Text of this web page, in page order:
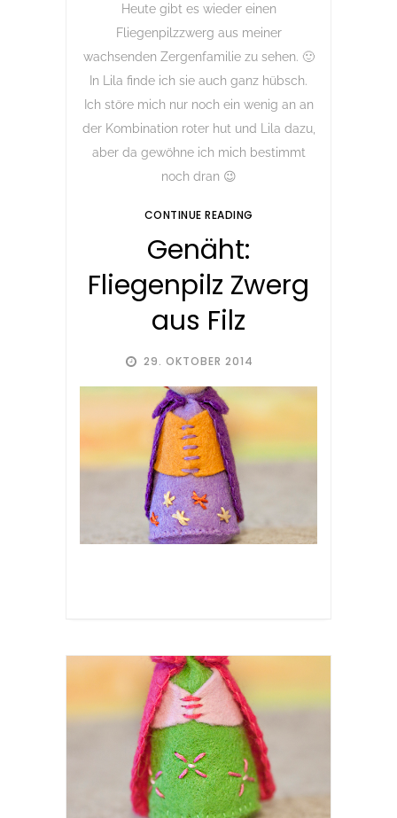
29. OKTOBER 2014
Genäht:
Fliegenpilz Zwerg
aus Filz
Heute gibt es wieder einen
Fliegenpilzzwerg aus meiner
wachsenden Zergenfamilie zu sehen. 🙂
In Lila finde ich sie auch ganz hübsch.
Ich störe mich nur noch ein wenig an an
der Kombination roter hut und Lila dazu,
aber da gewöhne ich mich bestimmt
noch dran 😉
CONTINUE READING